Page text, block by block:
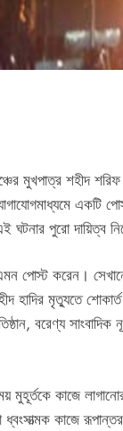
মুখপাত্র শহীদ শরিফ
একটি
পুরো দায়িত্ব
পোস্ট করেন।
হাদির মৃত্যুতে
বরেণ্য
মুহূর্তকে কাজে
কাজে